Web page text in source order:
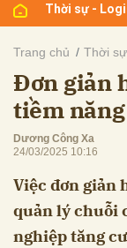
Thời sự -
Trang chủ Thời
Đơn giản
tiềm
Dương Công Xa
24/03/2025 10:16
Việc đơn giản
quản lý chuỗi
nghiệp tăng